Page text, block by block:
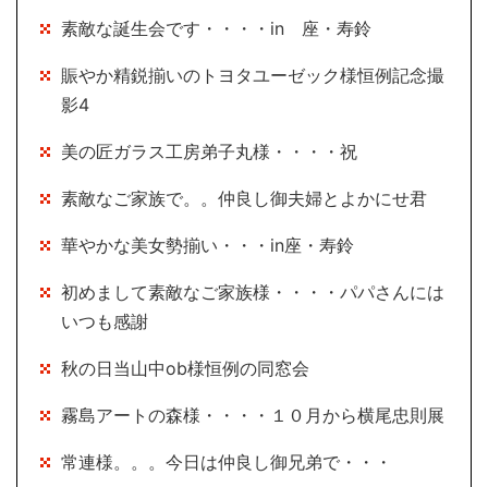
素敵な誕生会です・・・・in 座・寿鈴
賑やか精鋭揃いのトヨタユーゼック様恒例記念撮
影4
美の匠ガラス工房弟子丸様・・・・祝
素敵なご家族で。。仲良し御夫婦とよかにせ君
華やかな美女勢揃い・・・in座・寿鈴
初めまして素敵なご家族様・・・・パパさんには
いつも感謝
秋の日当山中ob様恒例の同窓会
霧島アートの森様・・・・１０月から横尾忠則展
常連様。。。今日は仲良し御兄弟で・・・